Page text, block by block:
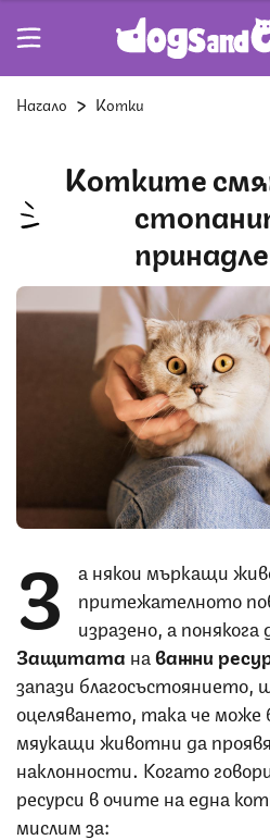
Начало Котки
Котките смятат ли, че
З
а някои мъркащи
притежателното
изразено, а
Защитата наважни
запази
оцеляването, така че може
мяукащи животни да
наклонности. Когато
ресурси в очите на една
мислим за: